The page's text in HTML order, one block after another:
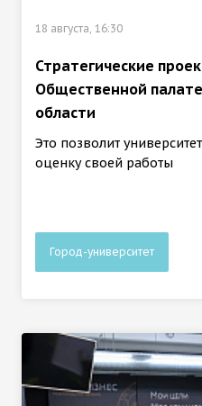
18 августа, 16:30
Стратегические
Общественной
области
Это позволит
оценку своей работы
Город-университет